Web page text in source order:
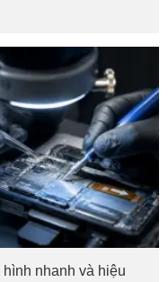
nhanh và hiệu